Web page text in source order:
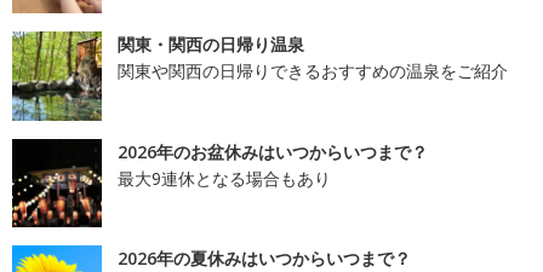
関東・関西の日帰り温泉
関東や関西の日帰りできるおすすめの温泉をご紹介
2026年のお盆休みはいつからいつまで？
最大9連休となる場合もあり
2026年の夏休みはいつからいつまで？